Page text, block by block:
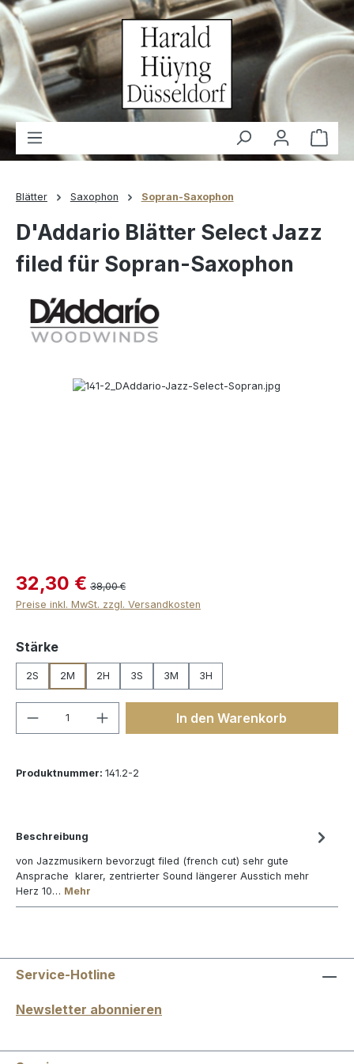
springen
Blätter Saxophon Sopran-Saxophon
D'Addario Blätter Select Jazz
filed für Sopran-Saxophon
Bildergalerie überspringen
32,30 € 38,00 €
Preise inkl. MwSt. zzgl. Versandkosten
Stärkeauswählen
2S 2M 2H 3S 3M 3H
Produkt Anzahl: Gib denIn den Warenkorb
Produktnummer: 141.2-2
Beschreibung
von Jazzmusikern bevorzugt filed (french cut) sehr gute
Ansprache klarer, zentrierter Sound längerer Ausstich mehr
Herz 10… Mehr
Service-Hotline
Newsletter abonnieren